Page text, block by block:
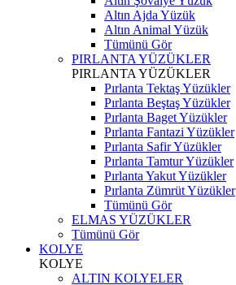
Altın Ajda Yüzük
Altın Animal Yüzük
Tümünü Gör
PIRLANTA YÜZÜKLER
PIRLANTA YÜZÜKLER
Pırlanta Tektaş Yüzükler
Pırlanta Beştaş Yüzükler
Pırlanta Baget Yüzükler
Pırlanta Fantazi Yüzükler
Pırlanta Safir Yüzükler
Pırlanta Tamtur Yüzükler
Pırlanta Yakut Yüzükler
Pırlanta Zümrüt Yüzükler
Tümünü Gör
ELMAS YÜZÜKLER
Tümünü Gör
KOLYE
KOLYE
ALTIN KOLYELER